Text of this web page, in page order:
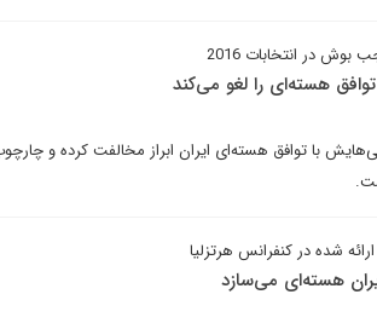
در انتخابات 2016
هسته‌ای را لغو می‌کند
با توافق هسته‌ای ایران ابراز مخالفت کرده و
شده در کنفرانس هرتزلیا
هسته‌ای می‌سازد